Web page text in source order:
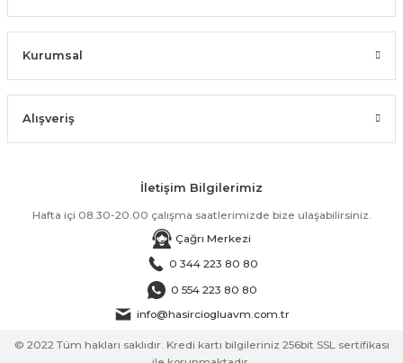
Kurumsal
Alışveriş
İletişim Bilgilerimiz
Hafta içi 08.30-20.00 çalışma saatlerimizde bize ulaşabilirsiniz.
Çağrı Merkezi
0 344 223 80 80
0 554 223 80 80
info@hasirciogluavm.com.tr
© 2022 Tüm hakları saklıdır. Kredi kartı bilgileriniz 256bit SSL sertifikası